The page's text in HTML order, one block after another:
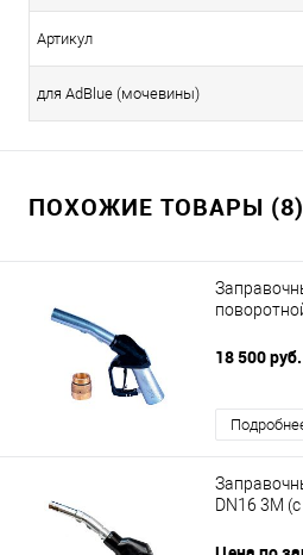
Артикул
для AdBlue (мочевины)
ПОХОЖИЕ ТОВАРЫ (8)
18 500 руб.
DN16 3M